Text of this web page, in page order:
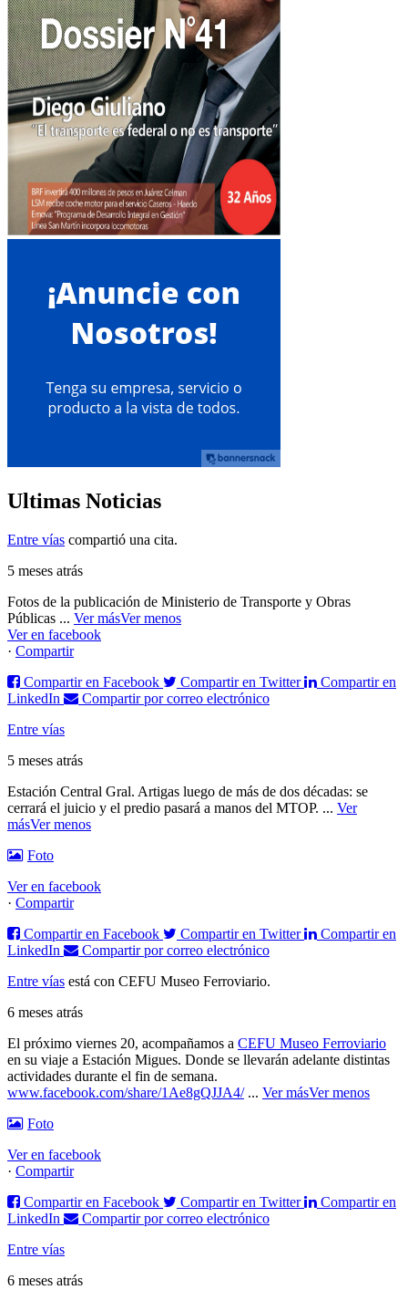
Ultimas Noticias
Entre vías compartió una cita.
5 meses atrás
Fotos de la publicación de Ministerio de Transporte y Obras
Públicas ... Ver másVer menos
Ver en facebook
· Compartir
Compartir en Facebook
Compartir en Twitter
Compartir en
LinkedIn
Compartir por correo electrónico
Entre vías
5 meses atrás
Estación Central Gral. Artigas luego de más de dos décadas: se
cerrará el juicio y el predio pasará a manos del MTOP. ... Ver
másVer menos
Foto
Ver en facebook
· Compartir
Compartir en Facebook
Compartir en Twitter
Compartir en
LinkedIn
Compartir por correo electrónico
Entre vías está con CEFU Museo Ferroviario.
6 meses atrás
El próximo viernes 20, acompañamos a CEFU Museo Ferroviario
en su viaje a Estación Migues. Donde se llevarán adelante distintas
actividades durante el fin de semana.
www.facebook.com/share/1Ae8gQJJA4/ ... Ver másVer menos
Foto
Ver en facebook
· Compartir
Compartir en Facebook
Compartir en Twitter
Compartir en
LinkedIn
Compartir por correo electrónico
Entre vías
6 meses atrás